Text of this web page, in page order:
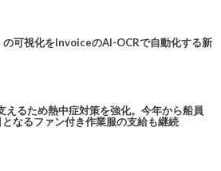
可視化をInvoiceのAI-OCRで自動化する新
えるため熱中症対策を強化。今年から船員
なるファン付き作業服の支給も継続